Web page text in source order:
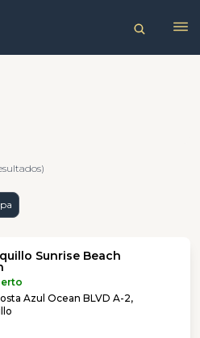
Sunrise Beach
Azul Ocean BLVD A-2,